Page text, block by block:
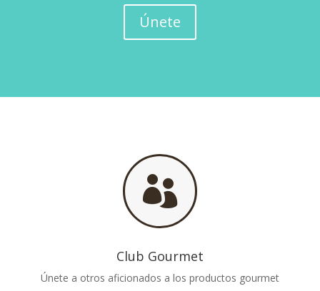
Únete

Club Gourmet
Únete a otros aficionados a los productos gourmet